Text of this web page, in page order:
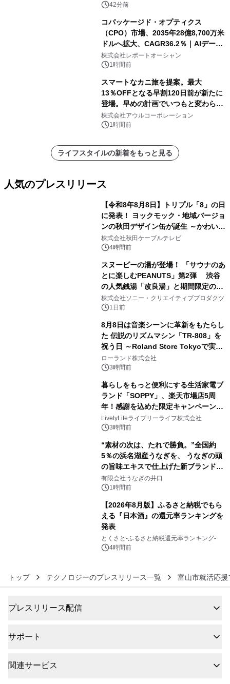
42分前
コパッケージド・オプティクス
（CPO）市場、2035年28億8,700万米
ドルへ拡大、CAGR36.2％｜AIデータ
センター・高速光通信需要が成長を加
速
株式会社レポートオーシャン
1時間前
スマートなカニ旅を提案。最大
13％OFFとなる早割120日前が新たに
登場。早めの計画でいつもと変わらぬ
大人の冬旅を。ー夕日ヶ浦温泉「佳松
苑 別邸ふうか」ー
株式会社アウルコーポレーション
1時間前
ライフスタイルの新着をもっと見る
人気のプレスリリース
【令和8年8月8日】トリプル「8」の日
に発表！ ヨックモック・地域バージョ
ンの秋田デザイン缶が誕生 ～かわいい
秋田犬の子犬と秋田の四季と名所を巡
るパッケージ～ 9月1日(火)秋田県内で
株式会社秋田ケーブルテレビ
4時間前
スヌーピーの湯が登場！ 「サウナのあ
とに楽しむPEANUTS」第2弾 渋谷
の人気銭湯「改良湯」と期間限定のコ
ラボレーション サウナイキタイコラ
ボグッズも発売決定！
株式会社ソニー・クリエイティブプロダクツ
1日前
8月8日は音楽シーンに革新をもたらし
た 伝説のリズムマシン「TR-808」を
祝う日 ～Roland Store Tokyoで実機
を展示しての 記念キャンペーンを開
催 英国ラジオ「NTS」の 特別プログ
アーティストを フィーチャーしたアニ
メーションを公開～
ローランド株式会社
3時間前
暮らしをもっと便利にする生活家電ブ
ランド「SOPPY」、楽天市場店5周
年！感謝を込めた限定キャンペーンを
8月10日より開催
LivelyLifeライブリーライフ株式会社
3時間前
“素材の次は、たれで勝負。”全国約
5％の浜名湖産うなぎを、 うなぎの頭
の旨味エキスで仕上げた新ブランド
「井口の誉」誕生
有限会社うなぎの井口
1時間前
【2026年8月版】ふるさと納税でもら
える『日本酒』の還元率ランキングを
発表
とくさと-ふるさと納税還元率ランキング-
4時間前
トップ テクノロジーのプレスリリース一覧 富山市就活応
プレスリリース配信
サポート
関連サービス